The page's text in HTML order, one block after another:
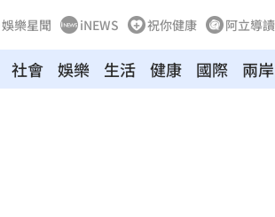
娛樂星聞 iNEWS 祝你健康 阿立導讀
社會 娛樂 生活 健康 國際 兩岸